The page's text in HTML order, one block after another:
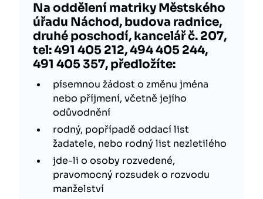
Na oddělení matriky Městského
úřadu Náchod, budova radnice,
druhé poschodí, kancelář č. 207,
tel: 491 405 212, 494 405 244,
491 405 357, předložíte:
písemnou žádost o změnu jména
nebo příjmení, včetně jejího
odůvodnění
rodný, popřípadě oddací list
žadatele, nebo rodný list nezletilého
jde-li o osoby rozvedené,
pravomocný rozsudek o rozvodu
manželství